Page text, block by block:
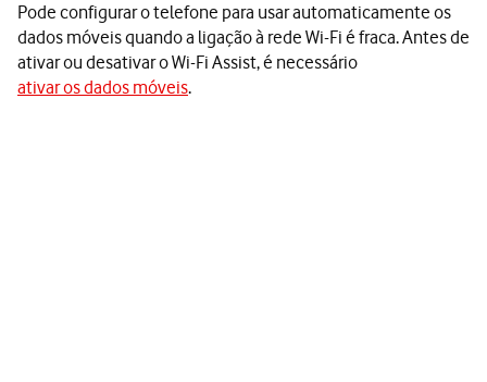
Pode configurar o telefone para usar automaticamente os
dados móveis quando a ligação à rede Wi-Fi é fraca. Antes de
ativar ou desativar o Wi-Fi Assist, é necessário
ativar os dados móveis.